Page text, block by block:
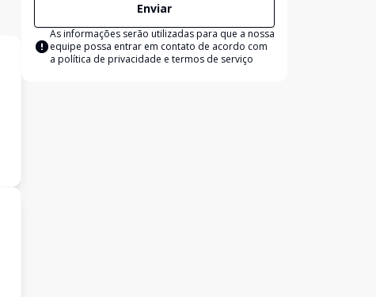
Enviar
As informações serão utilizadas para que a nossa
equipe possa entrar em contato de acordo com
a política de privacidade e termos de serviço